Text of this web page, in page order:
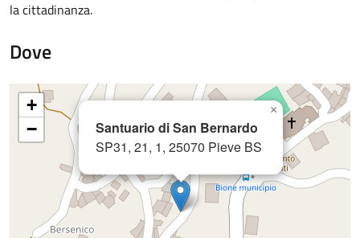
la cittadinanza.
Dove
Santuario di San Bernardo
SP31, 21, 1, 25070 Pieve BS
×
+
−